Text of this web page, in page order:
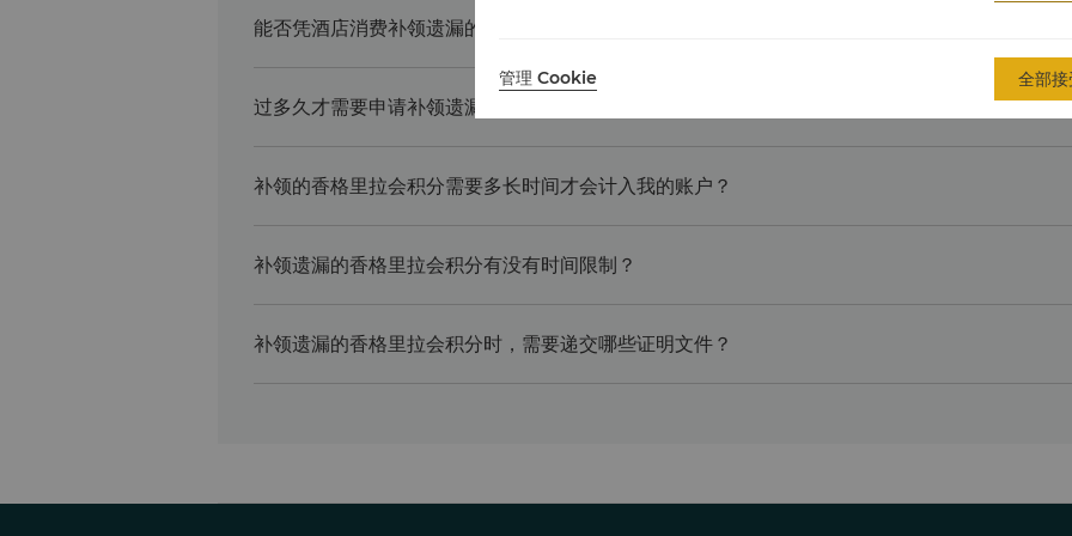
能否凭酒店消费补领遗漏的香格里拉会积分？
过多久才需要申请补领遗漏的香格里拉会积分？
补领的香格里拉会积分需要多长时间才会计入我的账户？
补领遗漏的香格里拉会积分有没有时间限制？
补领遗漏的香格里拉会积分时，需要递交哪些证明文件？
管理 Cookie 全部接